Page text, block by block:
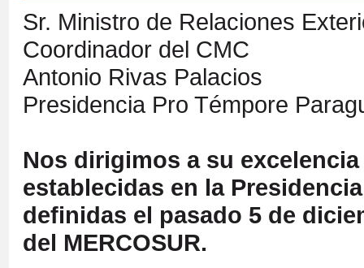
Sr. Ministro de Relaciones
Coordinador del CMC
Antonio Rivas Palacios
Presidencia Pro Témpore
Nos dirigimos a su
establecidas en la
definidas el pasado 5 de
del MERCOSUR.